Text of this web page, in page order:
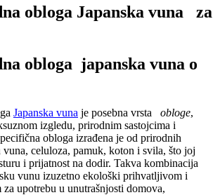
obloga Japanska vuna za
obloga japanska vuna o
Japanska vuna je posebna vrsta obloge,
izgledu, prirodnim sastojcima i
obloga izrađena je od prirodnih
vuna, celuloza, pamuk, koton i svila, što joj
i prijatnost na dodir. Takva kombinacija
vunu izuzetno ekološki prihvatljivom i
upotrebu u unutrašnjosti domova,